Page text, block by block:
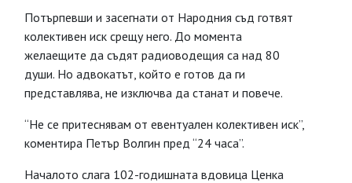
Потърпевши и засегнати от Народния съд готвят
колективен иск срещу него. До момента
желаещите да съдят радиоводещия са над 80
души. Но адвокатът, който е готов да ги
представлява, не изключва да станат и повече.
“Не се притеснявам от евентуален колективен иск”,
коментира Петър Волгин пред “24 часа”.
Началото слага 102-годишната вдовица Ценка